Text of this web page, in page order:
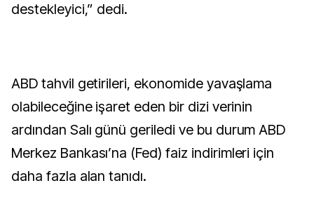
destekleyici,” dedi.
ABD tahvil getirileri, ekonomide yavaşlama
olabileceğine işaret eden bir dizi verinin
ardından Salı günü geriledi ve bu durum ABD
Merkez Bankası’na (Fed) faiz indirimleri için
daha fazla alan tanıdı.